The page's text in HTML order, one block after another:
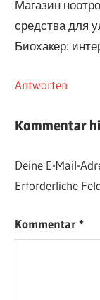
Магазин
средства для
Биохакер:
Antworten
Kommentar
Deine E-Mail-
Erforderliche
Kommentar*